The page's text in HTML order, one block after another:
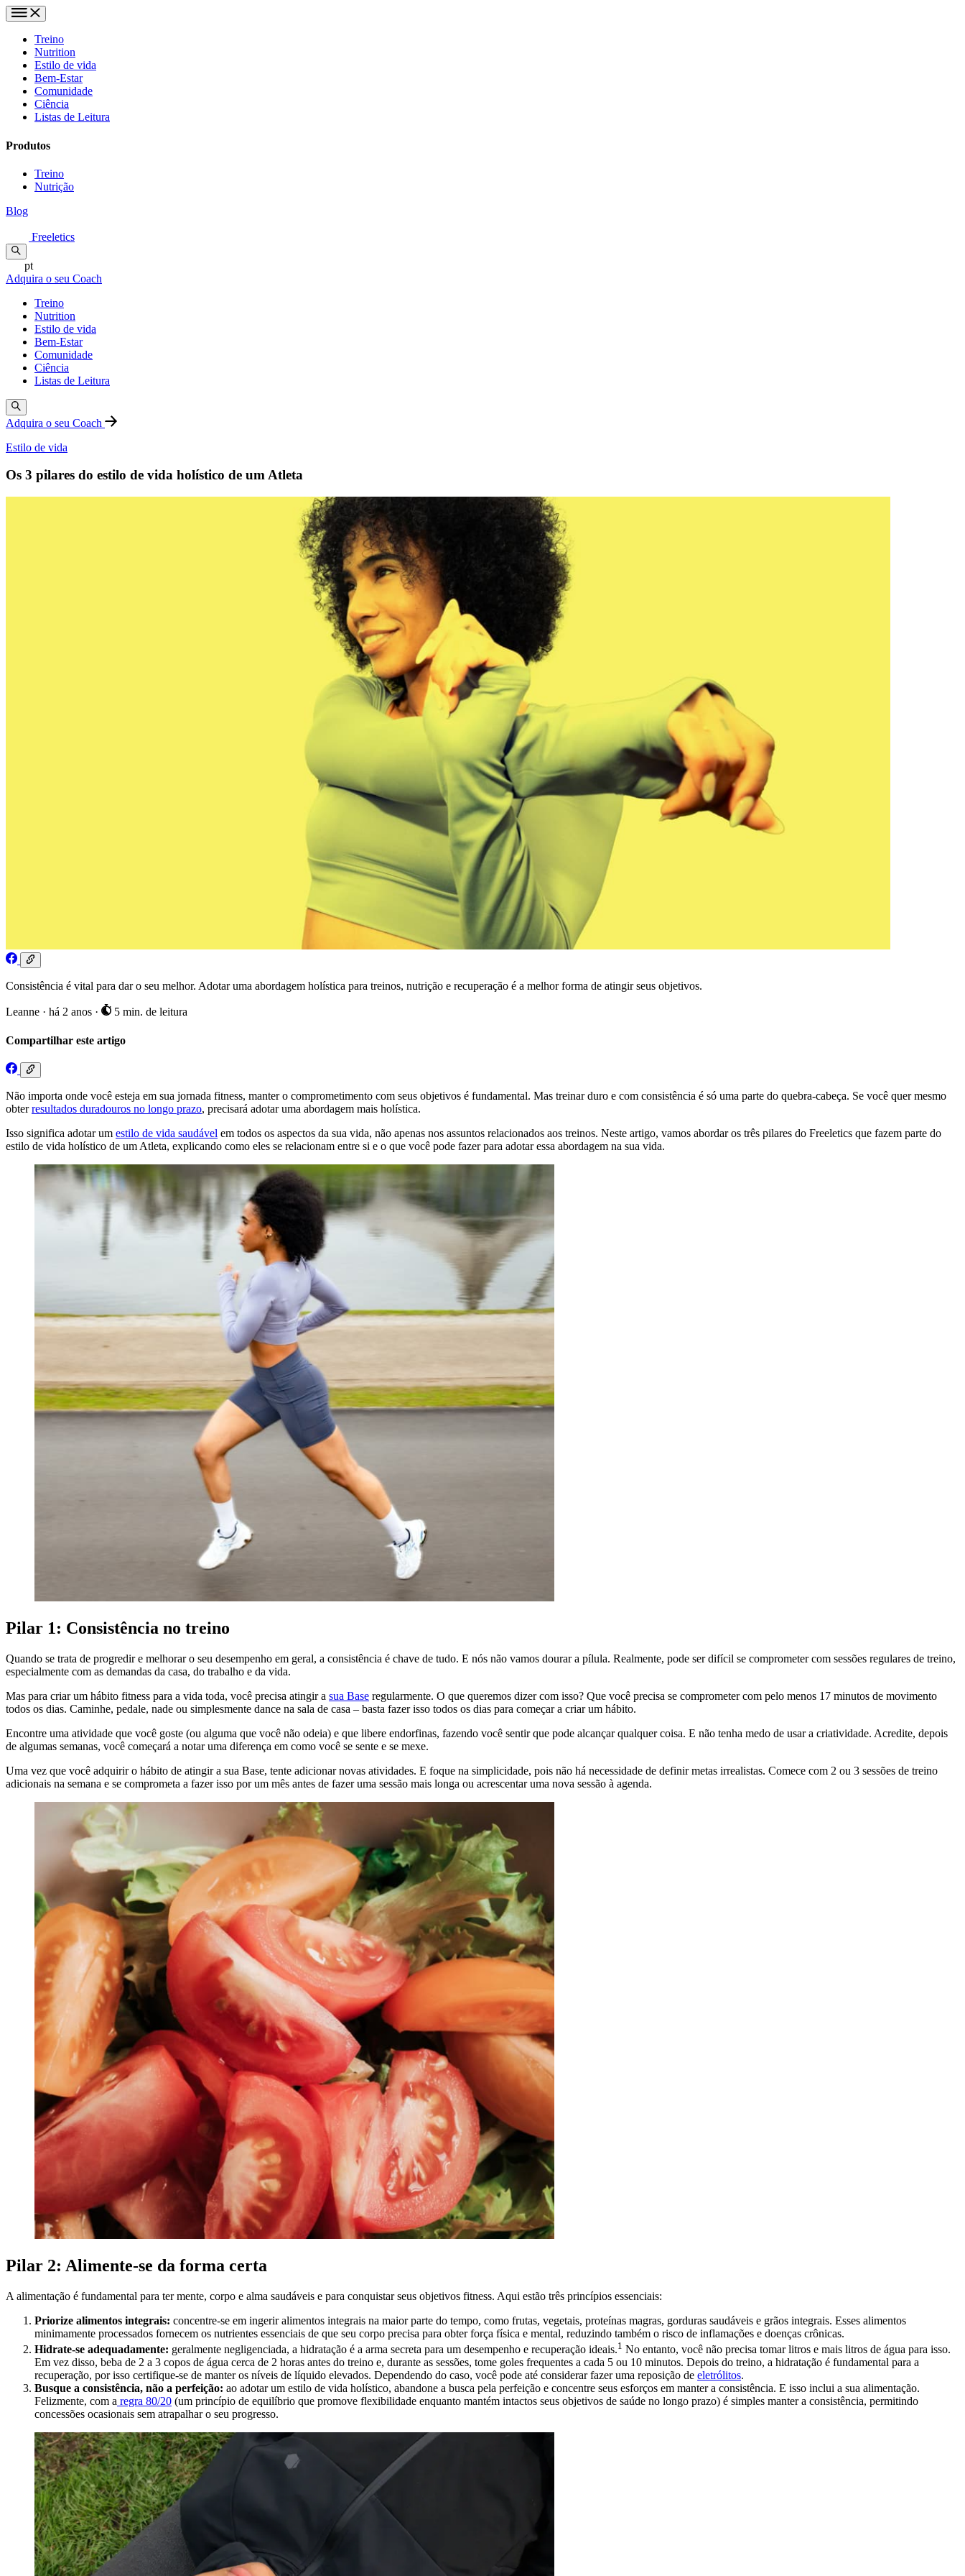
Treino
Nutrition
Estilo de vida
Bem-Estar
Comunidade
Ciência
Listas de Leitura
Produtos
Treino
Nutrição
Blog
Freeletics
pt
Adquira o seu Coach
Treino
Nutrition
Estilo de vida
Bem-Estar
Comunidade
Ciência
Listas de Leitura
Adquira o seu Coach
Estilo de vida
Os 3 pilares do estilo de vida holístico de um Atleta
Consistência é vital para dar o seu melhor. Adotar uma abordagem holística para treinos, nutrição e recuperação é a melhor forma de atingir seus objetivos.
Leanne · há 2 anos · 5 min. de leitura
Compartilhar este artigo
Não importa onde você esteja em sua jornada fitness, manter o comprometimento com seus objetivos é fundamental. Mas treinar duro e com consistência é só uma parte do quebra-cabeça. Se você quer mesmo
obterresultados duradouros no longo prazo, precisará adotar uma abordagem mais holística.
Isso significa adotar um estilo de vida saudável em todos os aspectos da sua vida, não apenas nos assuntos relacionados aos treinos. Neste artigo, vamos abordar os três pilares do Freeletics que fazem parte do
estilo de vida holístico de um Atleta, explicando como eles se relacionam entre si e o que você pode fazer para adotar essa abordagem na sua vida.
Pilar 1: Consistência no treino
Quando se trata de progredir e melhorar o seu desempenho em geral, a consistência é chave de tudo. E nós não vamos dourar a pílula. Realmente, pode ser difícil se comprometer com sessões regulares de treino,
especialmente com as demandas da casa, do trabalho e da vida.
Mas para criar um hábito fitness para a vida toda, você precisa atingir a sua Base regularmente. O que queremos dizer com isso? Que você precisa se comprometer com pelo menos 17 minutos de movimento
todos os dias. Caminhe, pedale, nade ou simplesmente dance na sala de casa – basta fazer isso todos os dias para começar a criar um hábito.
Encontre uma atividade que você goste (ou alguma que você não odeia) e que libere endorfinas, fazendo você sentir que pode alcançar qualquer coisa. E não tenha medo de usar a criatividade. Acredite, depois
de algumas semanas, você começará a notar uma diferença em como você se sente e se mexe.
Uma vez que você adquirir o hábito de atingir a sua Base, tente adicionar novas atividades. E foque na simplicidade, pois não há necessidade de definir metas irrealistas. Comece com 2 ou 3 sessões de treino
adicionais na semana e se comprometa a fazer isso por um mês antes de fazer uma sessão mais longa ou acrescentar uma nova sessão à agenda.
Pilar 2: Alimente-se da forma certa
A alimentação é fundamental para ter mente, corpo e alma saudáveis e para conquistar seus objetivos fitness. Aqui estão três princípios essenciais:
Priorize alimentos integrais: concentre-se em ingerir alimentos integrais na maior parte do tempo, como frutas, vegetais, proteínas magras, gorduras saudáveis e grãos integrais. Esses alimentos
minimamente processados fornecem os nutrientes essenciais de que seu corpo precisa para obter força física e mental, reduzindo também o risco de inflamações e doenças crônicas.
Hidrate-se adequadamente: geralmente negligenciada, a hidratação é a arma secreta para um desempenho e recuperação ideais.1 No entanto, você não precisa tomar litros e mais litros de água para isso.
Em vez disso, beba de 2 a 3 copos de água cerca de 2 horas antes do treino e, durante as sessões, tome goles frequentes a cada 5 ou 10 minutos. Depois do treino, a hidratação é fundamental para a
recuperação, por isso certifique-se de manter os níveis de líquido elevados. Dependendo do caso, você pode até considerar fazer uma reposição de eletrólitos.
Busque a consistência, não a perfeição: ao adotar um estilo de vida holístico, abandone a busca pela perfeição e concentre seus esforços em manter a consistência. E isso inclui a sua alimentação.
Felizmente, com a regra 80/20 (um princípio de equilíbrio que promove flexibilidade enquanto mantém intactos seus objetivos de saúde no longo prazo) é simples manter a consistência, permitindo
concessões ocasionais sem atrapalhar o seu progresso.